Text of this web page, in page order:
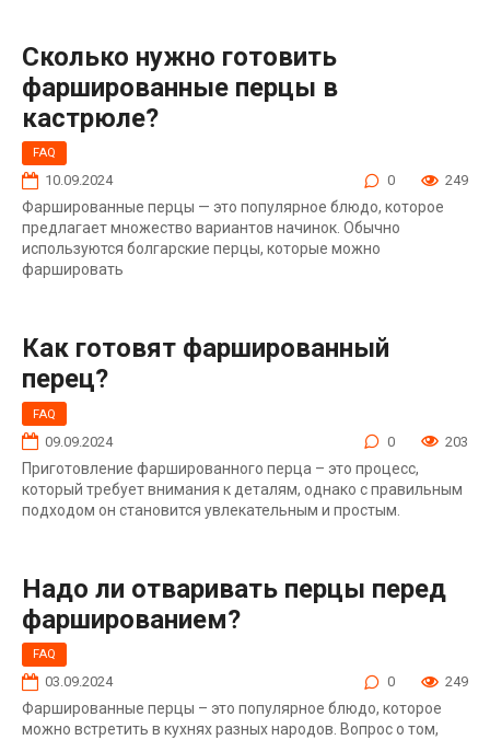
Сколько нужно готовить
фаршированные перцы в
кастрюле?
FAQ
10.09.2024 0 249
Фаршированные перцы — это популярное блюдо, которое
предлагает множество вариантов начинок. Обычно
используются болгарские перцы, которые можно
фаршировать
Как готовят фаршированный
перец?
FAQ
09.09.2024 0 203
Приготовление фаршированного перца – это процесс,
который требует внимания к деталям, однако с правильным
подходом он становится увлекательным и простым.
Надо ли отваривать перцы перед
фаршированием?
FAQ
03.09.2024 0 249
Фаршированные перцы – это популярное блюдо, которое
можно встретить в кухнях разных народов. Вопрос о том,